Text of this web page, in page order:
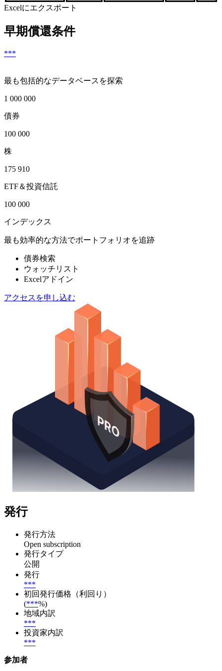
Excelにエクスポート
早期償還条件
***
最も包括的なデータベースを探索
1 000 000
債券
100 000
株
175 910
ETF＆投資信託
100 000
インデックス
最も効率的な方法でポートフォリオを追跡
債券検索
ウォッチリスト
Excelアドイン
アクセスを申し込む
発行
発行方法
Open subscription
発行タイプ
公開
発行
***
初回発行価格（利回り）
(***%)
地域内訳
***
投資家内訳
***
参加者